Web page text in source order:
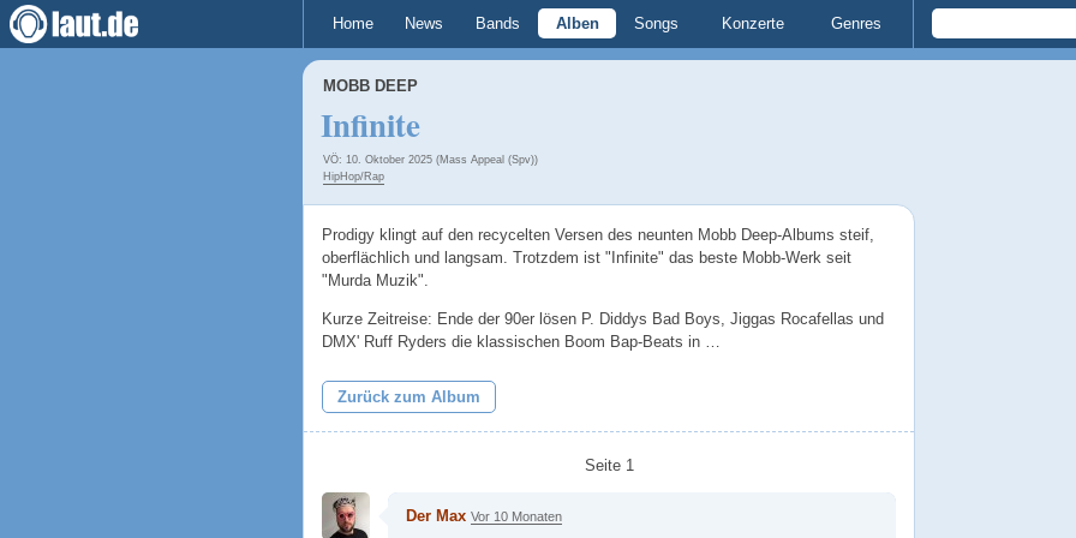
Home News Bands Alben Songs Konzerte Genres
MOBB DEEP
Infinite
VÖ: 10. Oktober 2025 (Mass Appeal (Spv))
HipHop/Rap
Prodigy klingt auf den recycelten Versen des neunten Mobb Deep-Albums steif,
oberflächlich und langsam. Trotzdem ist "Infinite" das beste Mobb-Werk seit
"Murda Muzik".
Kurze Zeitreise: Ende der 90er lösen P. Diddys Bad Boys, Jiggas Rocafellas und
DMX' Ruff Ryders die klassischen Boom Bap-Beats in …
Zurück zum Album
Seite 1
Der Max Vor 10 Monaten